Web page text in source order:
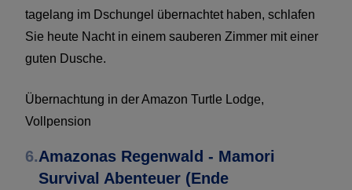
tagelang im Dschungel übernachtet haben, schlafen
Sie heute Nacht in einem sauberen Zimmer mit einer
guten Dusche.
Übernachtung in der Amazon Turtle Lodge,
Vollpension
6.Amazonas Regenwald - Mamori
Survival Abenteuer (Ende